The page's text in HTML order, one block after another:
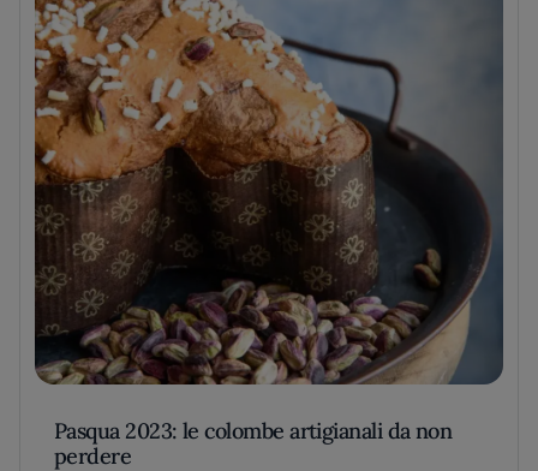
Pasqua 2023: le colombe artigianali da non
perdere